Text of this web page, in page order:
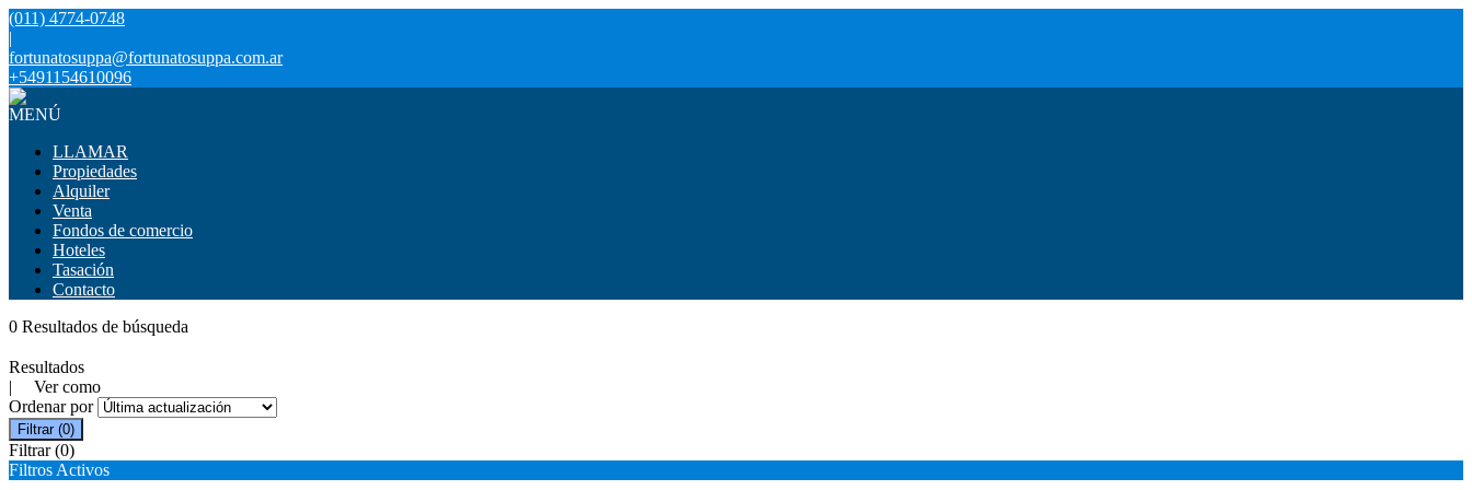
(011) 4774-0748
|
fortunatosuppa@fortunatosuppa.com.ar
+5491154610096
MENÚ
LLAMAR
Propiedades
Alquiler
Venta
Fondos de comercio
Hoteles
Tasación
Contacto
0 Resultados de búsqueda
Resultados
| Ver como
Ordenar por
Filtrar (0)
Filtrar (0)
Filtros Activos